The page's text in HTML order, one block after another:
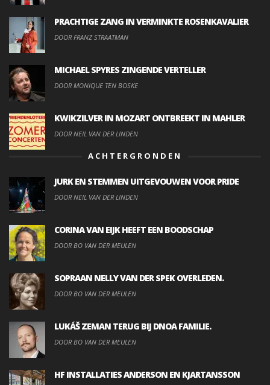
PRACHTIGE ZANG IN VERMINKTE ROSENKAVALIER
DOOR FRANZ STRAATMAN
MICHAEL SPYRES ZINGENDE VERTELLER
DOOR MONIQUE TEN BOSKE
KWIKZILVER IN MOZART ONTBREEKT IN MAHLER
DOOR NEIL VAN DER LINDEN
ACHTERGRONDEN
JURK EN STEMMEN UITGEVOUWEN VOOR PRIDE
DOOR NEIL VAN DER LINDEN
CORINA VAN EIJK HEEFT EEN BOODSCHAP
DOOR BO VAN DER MEULEN
SOPRAAN NELLY VAN DER SPEK OVERLEDEN.
DOOR BO VAN DER MEULEN
LUKÁŠ ZEMAN TERUG BIJ DNOA FAMILIE.
DOOR BO VAN DER MEULEN
HF INSTALLATIES ANDERSON EN KJARTANSSON